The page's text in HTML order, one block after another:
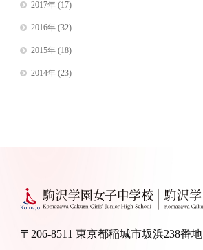
2017年(17)
2016年(32)
2015年(18)
2014年(23)
〒206-8511 東京都稲城市坂浜238番地